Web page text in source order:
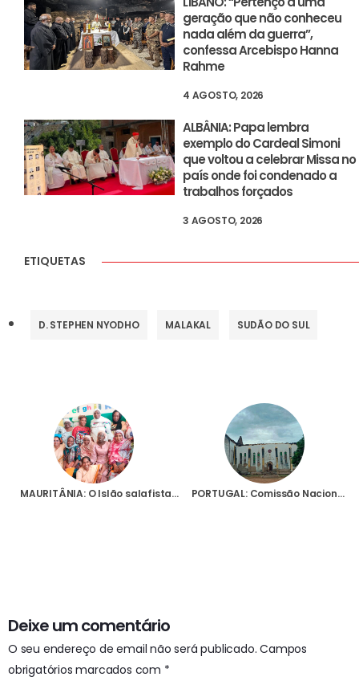
geração que não conheceu
nada além da guerra”,
confessa Arcebispo Hanna
Rahme
4 AGOSTO, 2026
ALBÂNIA: Papa lembra
exemplo do Cardeal Simoni
que voltou a celebrar Missa no
país onde foi condenado a
trabalhos forçados
3 AGOSTO, 2026
ETIQUETAS
D. STEPHEN NYODHO MALAKAL SUDÃO DO SUL
MAURITÂNIA: O Islão salafista, “que não vê com bons olhos a Igreja”, está a crescer no país, denuncia D. Victor Ndione PORTUGAL: Comissão Nacional de Justiça e Paz condena ataque terrorista a missão católica em Moçambique
Deixe um comentário
O seu endereço de email não será publicado. Campos
obrigatórios marcados com *